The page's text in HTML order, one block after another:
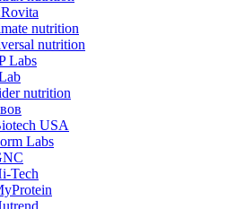
nutrition
nutrition
Labs
nutrition
USA
Labs
Tech